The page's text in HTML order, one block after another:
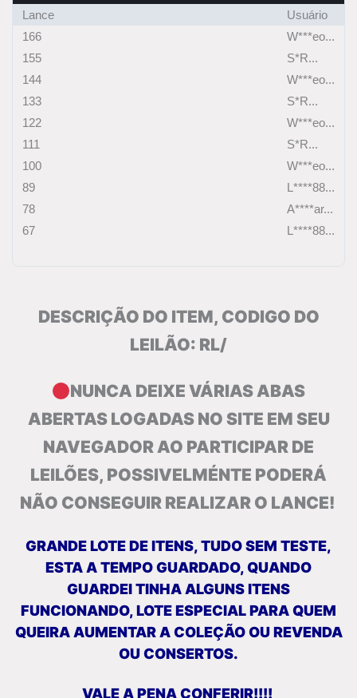
Lance
Usuário
166
W***eo...
155
S*R...
144
W***eo...
133
S*R...
122
W***eo...
111
S*R...
100
W***eo...
89
L****88...
78
A****ar...
67
L****88...
DESCRIÇÃO DO ITEM, CODIGO DO
LEILÃO: RL/
NUNCA DEIXE VÁRIAS ABAS
ABERTAS LOGADAS NO SITE EM SEU
NAVEGADOR AO PARTICIPAR DE
LEILÕES, POSSIVELMÉNTE PODERÁ
NÃO CONSEGUIR REALIZAR O LANCE!
GRANDE LOTE DE ITENS, TUDO SEM TESTE,
ESTA A TEMPO GUARDADO, QUANDO
GUARDEI TINHA ALGUNS ITENS
FUNCIONANDO, LOTE ESPECIAL PARA QUEM
QUEIRA AUMENTAR A COLEÇÃO OU REVENDA
OU CONSERTOS.
VALE A PENA CONFERIR!!!!